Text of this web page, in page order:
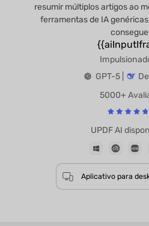
resumir múltiplos artigos ao
ferramentas de IA
GPT-5 |
5000+
UPDF AI